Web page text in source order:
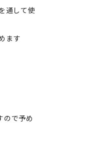
通して使
ます
ので予め